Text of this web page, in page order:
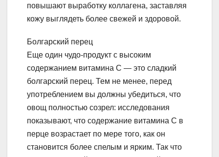
повышают выработку коллагена, заставляя
кожу выглядеть более свежей и здоровой.
Болгарский перец
Еще один чудо-продукт с высоким
содержанием витамина С — это сладкий
болгарский перец. Тем не менее, перед
употреблением вы должны убедиться, что
овощ полностью созрел: исследования
показывают, что содержание витамина С в
перце возрастает по мере того, как он
становится более спелым и ярким. Так что